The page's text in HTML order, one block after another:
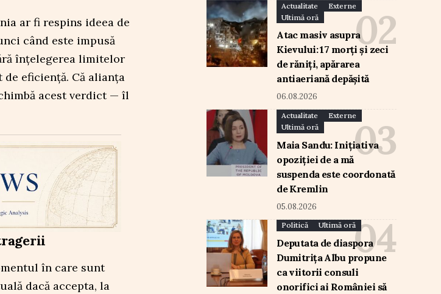
ar fi respins ideea de
când este impusă
înțelegerea limitelor
eficiență. Că alianța
acest verdict — îl
în care sunt
dacă accepta, la
Actualitate
Externe
Ultimă oră
Atac masiv asupra
Kievului: 17 morți și zeci
de răniți, apărarea
antiaeriană depășită
06.08.2026
Actualitate
Externe
Ultimă oră
Maia Sandu: Inițiativa
opoziției de a mă
suspenda este coordonată
de Kremlin
05.08.2026
Politică Ultimă oră
Deputata de diaspora
Dumitrița Albu propune
ca viitorii consuli
onorifici ai României să